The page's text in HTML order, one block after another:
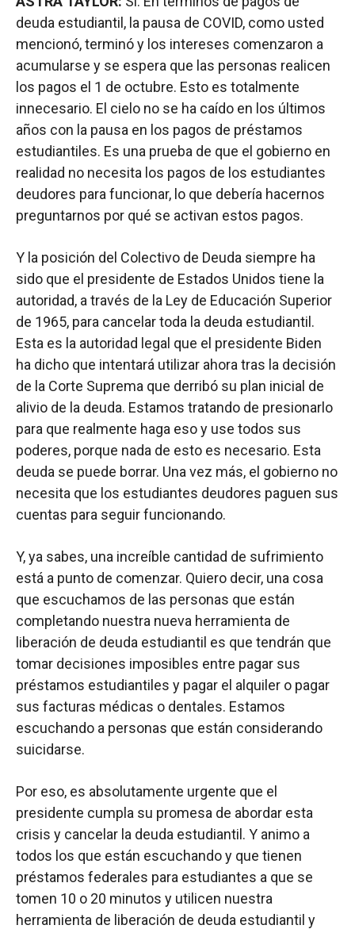
deuda estudiantil, la pausa de COVID, como usted
mencionó, terminó y los intereses comenzaron a
acumularse y se espera que las personas realicen
los pagos el 1 de octubre. Esto es totalmente
innecesario. El cielo no se ha caído en los últimos
años con la pausa en los pagos de préstamos
estudiantiles. Es una prueba de que el gobierno en
realidad no necesita los pagos de los estudiantes
deudores para funcionar, lo que debería hacernos
preguntarnos por qué se activan estos pagos.
Y la posición del Colectivo de Deuda siempre ha
sido que el presidente de Estados Unidos tiene la
autoridad, a través de la Ley de Educación Superior
de 1965, para cancelar toda la deuda estudiantil.
Esta es la autoridad legal que el presidente Biden
ha dicho que intentará utilizar ahora tras la decisión
de la Corte Suprema que derribó su plan inicial de
alivio de la deuda. Estamos tratando de presionarlo
para que realmente haga eso y use todos sus
poderes, porque nada de esto es necesario. Esta
deuda se puede borrar. Una vez más, el gobierno no
necesita que los estudiantes deudores paguen sus
cuentas para seguir funcionando.
Y, ya sabes, una increíble cantidad de sufrimiento
está a punto de comenzar. Quiero decir, una cosa
que escuchamos de las personas que están
completando nuestra nueva herramienta de
liberación de deuda estudiantil es que tendrán que
tomar decisiones imposibles entre pagar sus
préstamos estudiantiles y pagar el alquiler o pagar
sus facturas médicas o dentales. Estamos
escuchando a personas que están considerando
suicidarse.
Por eso, es absolutamente urgente que el
presidente cumpla su promesa de abordar esta
crisis y cancelar la deuda estudiantil. Y animo a
todos los que están escuchando y que tienen
préstamos federales para estudiantes a que se
tomen 10 o 20 minutos y utilicen nuestra
herramienta de liberación de deuda estudiantil y